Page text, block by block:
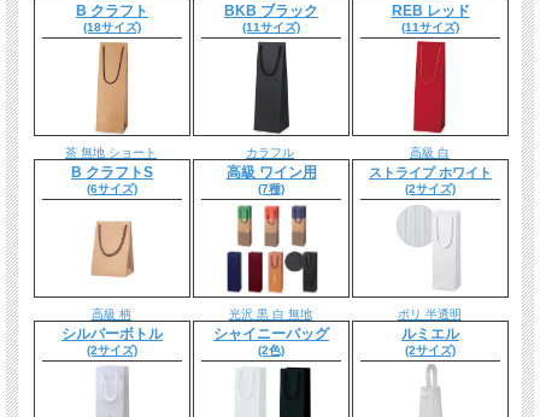
B クラフト
(18サイズ)
BKB ブラック
(11サイズ)
REB レッド
(11サイズ)
茶 無地 ショート
B クラフトS
(6サイズ)
カラフル
高級 ワイン用
(7種)
高級 白
ストライプ ホワイト
(2サイズ)
高級 柄
シルバーボトル
(2サイズ)
光沢 黒 白 無地
シャイニーバッグ
(2色)
ポリ 半透明
ルミエル
(2サイズ)